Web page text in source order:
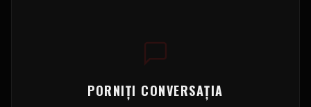
PORNIȚI CONVERSAȚIA